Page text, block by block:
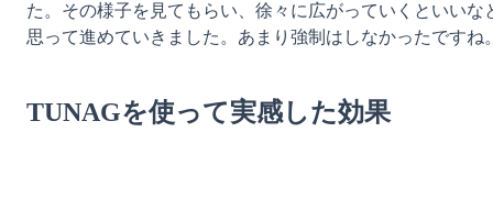
た。その様子を見てもらい、徐々に広がっていくといいな
思って進めていきました。あまり強制はしなかったですね
TUNAGを使って実感した効果